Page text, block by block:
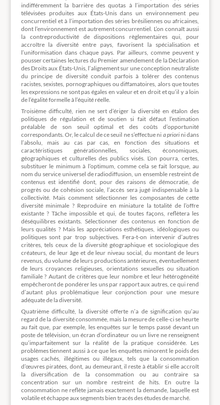
indifféremment la barrière des quotas à l’importation des séries
télévisées produites aux États-Unis dans un environnement peu
concurrentiel et à l’importation des séries brésiliennes ou africaines,
dont l’environnement est autrement concurrentiel. L’on connaît aussi
la contreproductivité de dispositions règlementaires qui, pour
accroître la diversité entre pays, favorisent la spécialisation et
l’uniformisation dans chaque pays. Par ailleurs, comme peuvent y
pousser certaines lectures du Premier amendement de la Déclaration
des Droits aux États-Unis, l’alignement sur une conception neutraliste
du principe de diversité conduit parfois à tolérer des contenus
racistes, sexistes, pornographiques ou diffamatoires, alors que toutes
les expressions ne sont pas égales en valeur et en droit et qu’il y a loin
de l’égalité formelle à l’équité réelle.
Troisième difficulté, rien ne sert d’ériger la diversité en étalon des
politiques de régulation et de soutien si fait défaut l’estimation
préalable de son seuil optimal et des coûts d’opportunité
correspondants. Or, le calcul de ce seuil ne s’effectue ni a priorini dans
l’absolu, mais au cas par cas, en fonction des situations et
caractéristiques générationnelles, sociales, économiques,
géographiques et culturelles des publics visés. L’on pourra, certes,
substituer le minimum à l’optimum, comme cela se fait lorsque, au
nom du service universel de radiodiffusion, un ensemble restreint de
contenus est identifié dont, pour des raisons de démocratie, de
progrès ou de cohésion sociale, l’accès sera jugé indispensable à la
collectivité. Mais comment sélectionner les composantes de cette
diversité minimale ? Reproduire en miniature la totalité de l’offre
existante ? Tâche impossible et qui, de toutes façons, reflètera les
déséquilibres existants. Sélectionner des contenus en fonction de
leurs qualités ? Mais les appréciations esthétiques, idéologiques ou
politiques sont par trop subjectives. Fera-t-on intervenir d’autres
critères, tels ceux de la diversité géographique et sociologique des
créateurs, de leur âge et de leur niveau social, du montant de leurs
revenus, du volume de leurs productions antérieures, éventuellement
de leurs croyances religieuses, orientations sexuelles ou situation
familiale ? Autant de critères que leur nombre et leur hétérogénéité
empêcheront de pondérer les uns par rapport aux autres, ce qui rend
d’autant plus problématique leur conjonction pour une mesure
adéquate de la diversité.
Quatrième difficulté, la diversité offerte n’a de signification qu’au
regard de la diversité consommée, mais la mesure de celle-ci se heurte
au fait que, par exemple, les enquêtes sur le temps passé devant un
poste de télévision, un écran d’ordinateur ou un livre ne renseignent
qu’imparfaitement sur la réalité de la pratique considérée. Les
problèmes tiennent aussi à ce que les enquêtes minorent le poids des
usages cachés, illégitimes ou illégaux, tels que la consommation
d’œuvres piratées, dont, au demeurant, il reste à établir si elle accroît
la diversification de la consommation ou au contraire sa
concentration sur un nombre restreint de hits. En outre la
consommation ne reflète jamais exactement la demande, laquelle est
volatile et échappe aux segments bien tracés des études de marché.